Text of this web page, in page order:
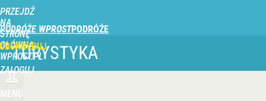
PRZEJDŹ
NA
STRONĘ
GŁÓWNĄ
WPROST.PL
PODRÓŻE WPROST
ZALOGUJ
MENU
TURYSTYKA